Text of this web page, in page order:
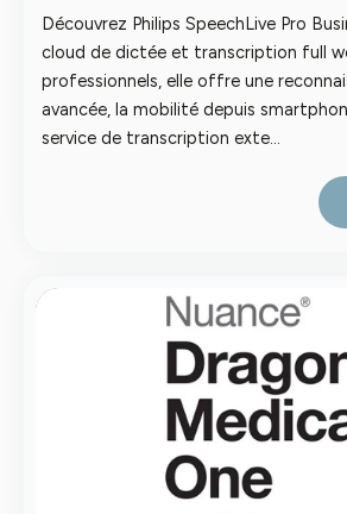
Découvrez Philips SpeechLive Pro
cloud de dictée et transcription full
professionnels, elle offre une
avancée, la mobilité depuis
service de transcription exte...